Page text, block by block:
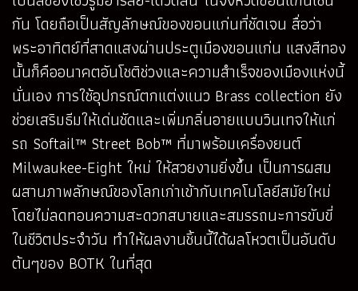
กัน โดยถือเป็นสัญลักษณ์ของขอนแก่นที่ชัดเจน สื่อว่า
พระอาทิตย์ที่สาดแสงผ่านประตูเมืองขอนแก่น แสงสีทอง
นั้นก็คืออนาคตอันโชติช่วงและความสำเร็จของเมืองแห่งนี้
นั่นเอง การใช้อุปกรณ์ตกแต่งแนว Brass collection ยัง
ช่วยเสริมธีมให้เด่นชัดและเพิ่มกลิ่นอายแบบวินเทจให้แก่
รถ Softail™ Street Bob™ ที่มาพร้อมเครื่องยนต์
Milwaukee-Eight ใหม่ ให้สวยงามยิ่งขึ้น เป็นการผสม
ผสานภาพลักษณ์ของโลกเก่าเข้ากับเทคโนโลยีสมัยใหม่
โดยไม่ลดทอนความสะดวกสบายและสมรรถนะการขับขี่
ในชีวิตประจำวัน ทำให้ผลงานชิ้นนี้ได้ผลโหวตเป็นอันดับ
ต้นๆของ BOTK ในที่สุด